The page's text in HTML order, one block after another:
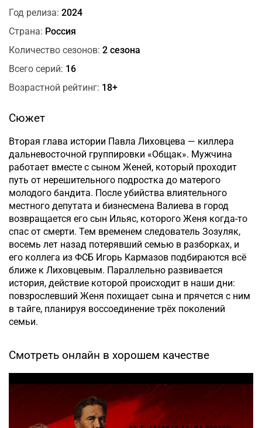
Год релиза: 2024
Страна: Россия
Количество сезонов: 2 сезона
Всего серий: 16
Возрастной рейтинг: 18+
Сюжет
Вторая глава истории Павла Лиховцева — киллера
дальневосточной группировки «Общак». Мужчина
работает вместе с сыном Женей, который проходит
путь от нерешительного подростка до матерого
молодого бандита. После убийства влиятельного
местного депутата и бизнесмена Валиева в город
возвращается его сын Ильяс, которого Женя когда-то
спас от смерти. Тем временем следователь Зозуляк,
восемь лет назад потерявший семью в разборках, и
его коллега из ФСБ Игорь Кармазов подбираются всё
ближе к Лиховцевым. Параллельно развивается
история, действие которой происходит в наши дни:
повзрослевший Женя похищает сына и прячется с ним
в тайге, планируя воссоединение трёх поколений
семьи.
Смотреть онлайн в хорошем качестве